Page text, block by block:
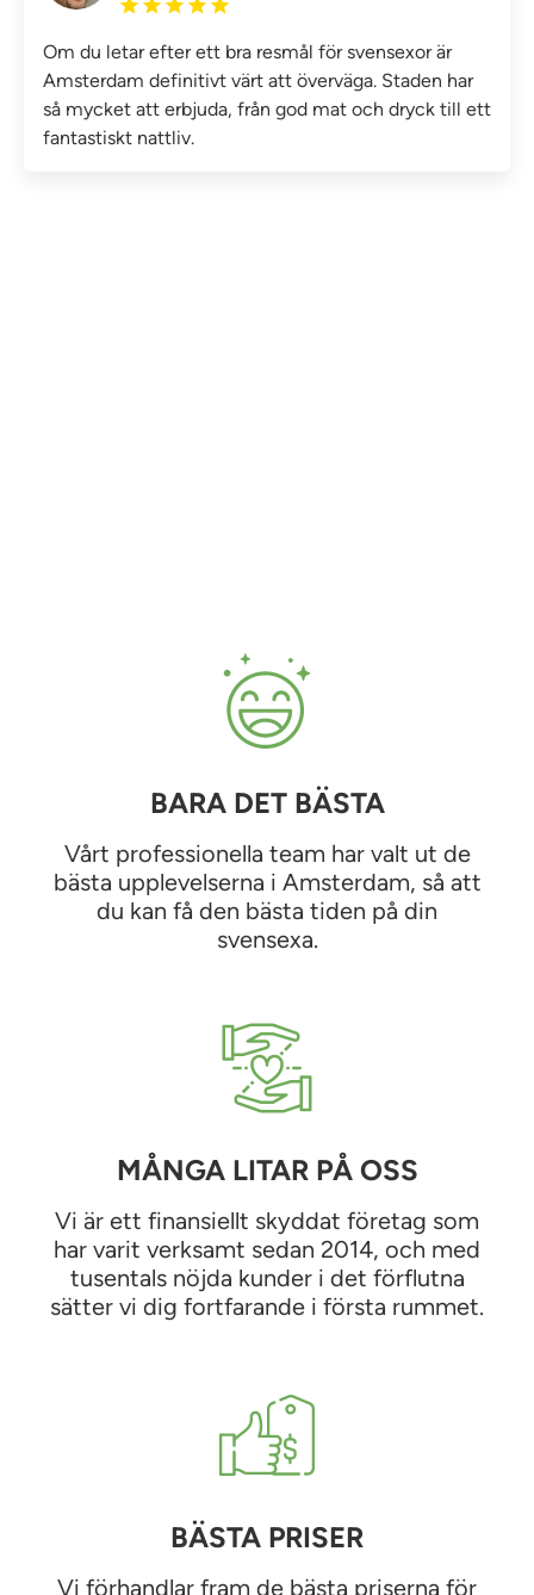
Om du letar efter ett bra resmål för svensexor är
Amsterdam definitivt värt att överväga. Staden har
så mycket att erbjuda, från god mat och dryck till ett
fantastiskt nattliv.
BARA DET BÄSTA
Vårt professionella team har valt ut de
bästa upplevelserna i Amsterdam, så att
du kan få den bästa tiden på din
svensexa.
MÅNGA LITAR PÅ OSS
Vi är ett finansiellt skyddat företag som
har varit verksamt sedan 2014, och med
tusentals nöjda kunder i det förflutna
sätter vi dig fortfarande i första rummet.
BÄSTA PRISER
Vi förhandlar fram de bästa priserna för